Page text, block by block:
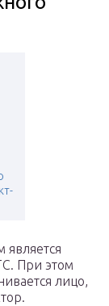
является
При этом
лицо,